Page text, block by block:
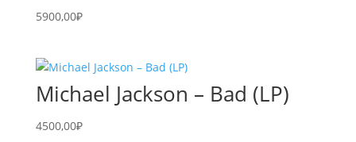
5900,00₽
Michael Jackson – Bad (LP)
4500,00₽